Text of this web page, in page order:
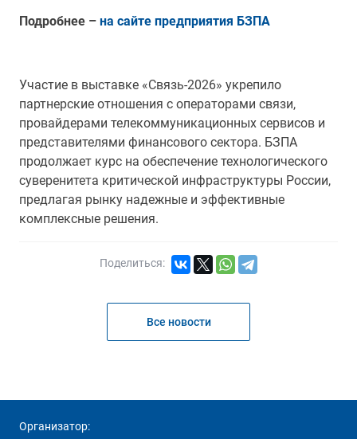
Подробнее – на сайте предприятия БЗПА
Участие в выставке «Связь-2026» укрепило
партнерские отношения с операторами связи,
провайдерами телекоммуникационных сервисов и
представителями финансового сектора. БЗПА
продолжает курс на обеспечение технологического
суверенитета критической инфраструктуры России,
предлагая рынку надежные и эффективные
комплексные решения.
Поделиться:
Все новости
Организатор: